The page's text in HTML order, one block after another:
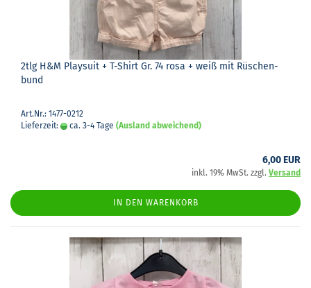
2tlg H&M Play­suit + T-​Shirt Gr. 74 rosa + weiß mit Rü­schen­
bund
Art.Nr.: 1477-0212
Lieferzeit:
ca. 3-4 Tage (Ausland abweichend)
6,00 EUR
inkl. 19% MwSt. zzgl. Versand
IN DEN WARENKORB